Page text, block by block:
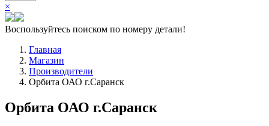
×
Воспользуйтесь поиском по номеру детали!
Главная
Магазин
Производители
Орбита ОАО г.Саранск
Орбита ОАО г.Саранск